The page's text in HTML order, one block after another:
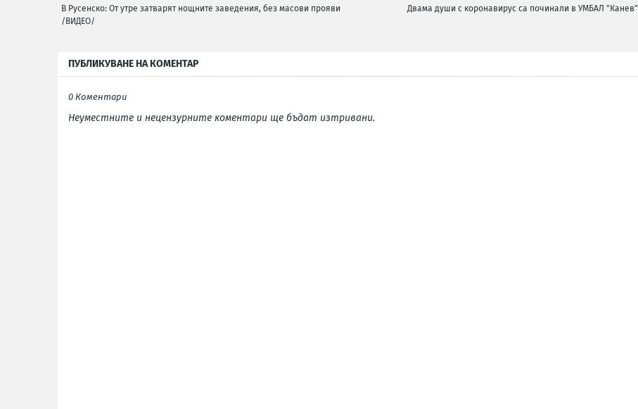
Двама души с коронавирус са починали в УМБАЛ "Канев"
В Русенско: От утре затварят нощните заведения, без масови прояви
/ВИДЕО/
ПУБЛИКУВАНЕ НА КОМЕНТАР
0 Коментари
Неуместните и нецензурните коментари ще бъдат изтривани.